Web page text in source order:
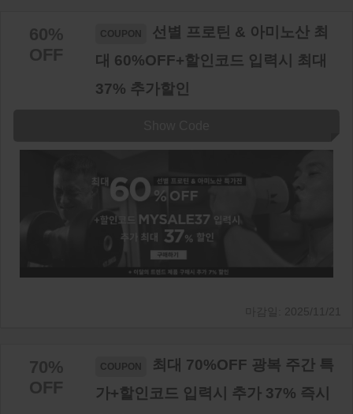
60%
OFF
선별 프로틴 & 아미노산 최
대 60%OFF+할인코드 입력시 최대
37% 추가할인
70%
OFF
최대 70%OFF 광복 주간 특
가+할인코드 입력시 추가 37% 즉시